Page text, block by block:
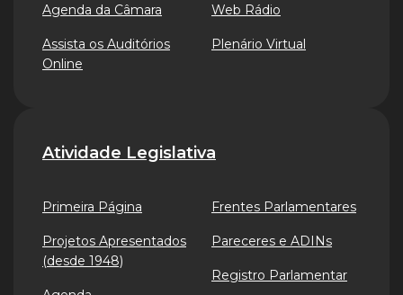
Agenda da Câmara
Assista os Auditórios
Online
Web Rádio
Plenário Virtual
Atividade Legislativa
Primeira Página
Projetos Apresentados
(desde 1948)
Frentes Parlamentares
Pareceres e ADINs
Registro Parlamentar